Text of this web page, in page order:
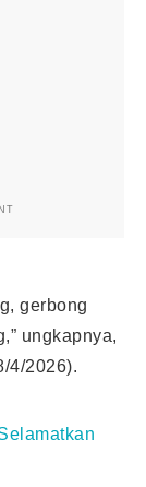
gerbong
ungkapnya,
4/2026).